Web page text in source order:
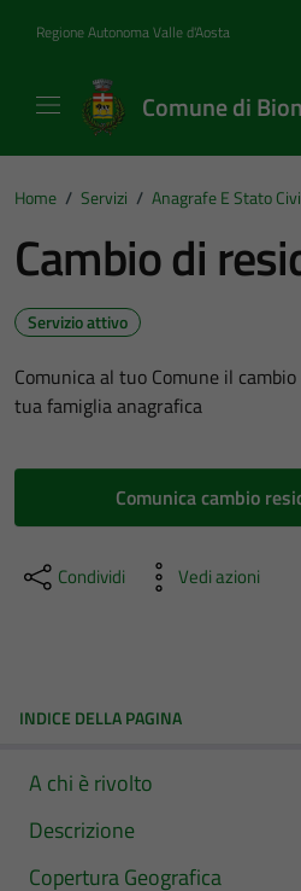
Regione Autonoma Valle d'Aosta
Comune di
Home / Servizi / Anagrafe E Stato
Cambio di
Servizio attivo
Comunica al tuo Comune il
tua famiglia anagrafica
Comunica cambio
Condividi Vedi azioni
INDICE DELLA PAGINA
A chi è rivolto
Descrizione
Copertura Geografica